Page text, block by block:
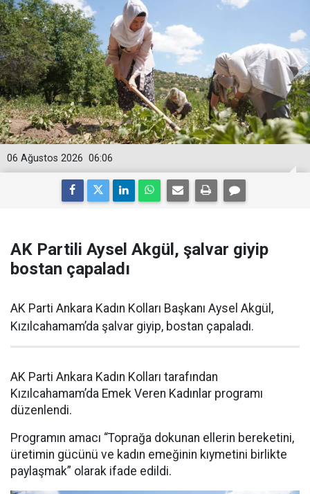
06:06
06 Ağustos 2026
AK Partili Aysel Akgül, şalvar giyip
bostan çapaladı
AK Parti Ankara Kadın Kolları Başkanı Aysel Akgül,
Kızılcahamam’da şalvar giyip, bostan çapaladı.
AK Parti Ankara Kadın Kolları tarafından
Kızılcahamam’da Emek Veren Kadınlar programı
düzenlendi.
Programın amacı “Toprağa dokunan ellerin bereketini,
üretimin gücünü ve kadın emeğinin kıymetini birlikte
paylaşmak” olarak ifade edildi.